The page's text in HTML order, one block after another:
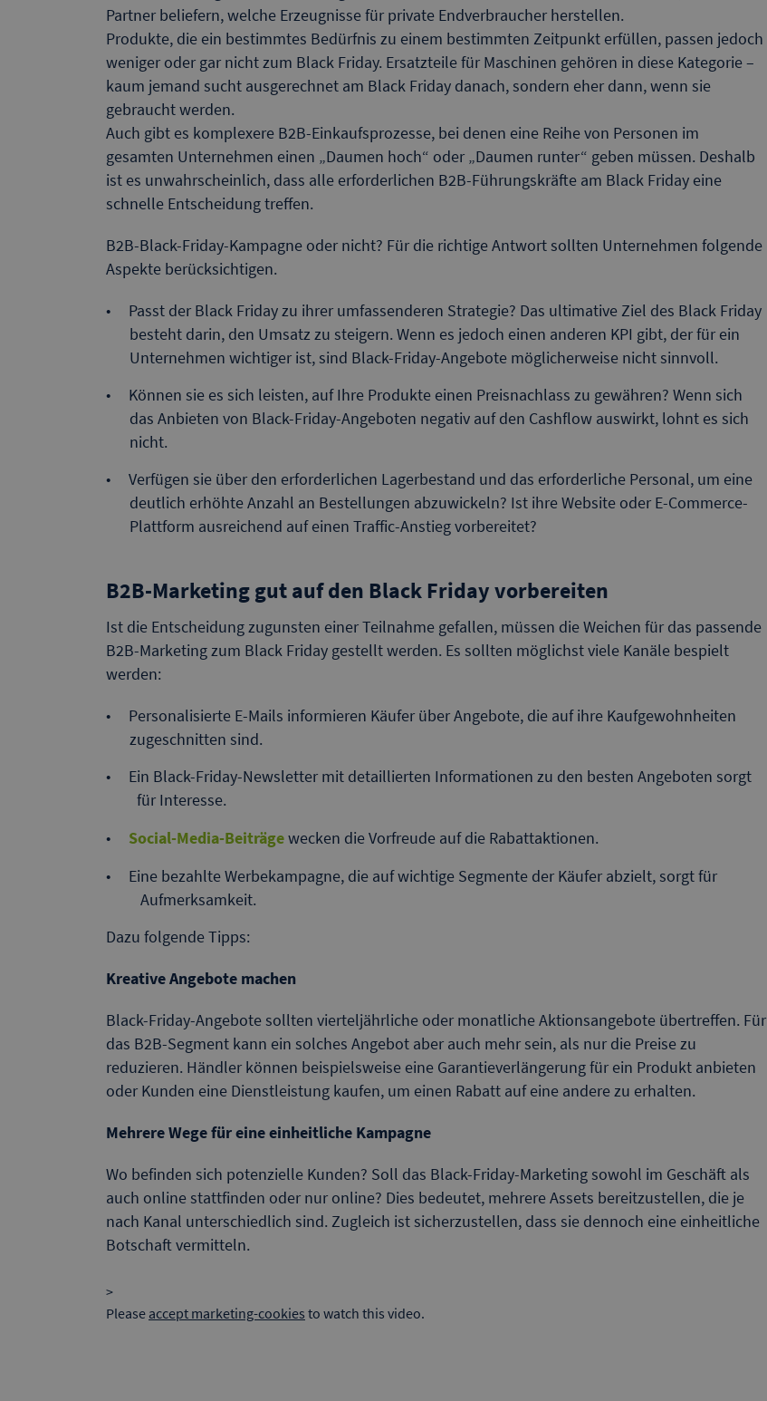
Partner beliefern, welche Erzeugnisse für private Endverbraucher herstellen.
Produkte, die ein bestimmtes Bedürfnis zu einem bestimmten Zeitpunkt erfüllen, passen jedoch
weniger oder gar nicht zum Black Friday. Ersatzteile für Maschinen gehören in diese Kategorie –
kaum jemand sucht ausgerechnet am Black Friday danach, sondern eher dann, wenn sie
gebraucht werden.
Auch gibt es komplexere B2B-Einkaufsprozesse, bei denen eine Reihe von Personen im
gesamten Unternehmen einen „Daumen hoch“ oder „Daumen runter“ geben müssen. Deshalb
ist es unwahrscheinlich, dass alle erforderlichen B2B-Führungskräfte am Black Friday eine
schnelle Entscheidung treffen.
B2B-Black-Friday-Kampagne oder nicht? Für die richtige Antwort sollten Unternehmen folgende
Aspekte berücksichtigen.
Passt der Black Friday zu ihrer umfassenderen Strategie? Das ultimative Ziel des Black Friday
besteht darin, den Umsatz zu steigern. Wenn es jedoch einen anderen KPI gibt, der für ein
Unternehmen wichtiger ist, sind Black-Friday-Angebote möglicherweise nicht sinnvoll.
Können sie es sich leisten, auf Ihre Produkte einen Preisnachlass zu gewähren? Wenn sich
das Anbieten von Black-Friday-Angeboten negativ auf den Cashflow auswirkt, lohnt es sich
nicht.
Verfügen sie über den erforderlichen Lagerbestand und das erforderliche Personal, um eine
deutlich erhöhte Anzahl an Bestellungen abzuwickeln? Ist ihre Website oder E-Commerce-
Plattform ausreichend auf einen Traffic-Anstieg vorbereitet?
B2B-Marketing gut auf den Black Friday vorbereiten
Ist die Entscheidung zugunsten einer Teilnahme gefallen, müssen die Weichen für das passende
B2B-Marketing zum Black Friday gestellt werden. Es sollten möglichst viele Kanäle bespielt
werden:
Personalisierte E-Mails informieren Käufer über Angebote, die auf ihre Kaufgewohnheiten
zugeschnitten sind.
Ein Black-Friday-Newsletter mit detaillierten Informationen zu den besten Angeboten sorgt
für Interesse.
Social-Media-Beiträgewecken die Vorfreude auf die Rabattaktionen.
Eine bezahlte Werbekampagne, die auf wichtige Segmente der Käufer abzielt, sorgt für
Aufmerksamkeit.
Dazu folgende Tipps:
Kreative Angebote machen
Black-Friday-Angebote sollten vierteljährliche oder monatliche Aktionsangebote übertreffen. Für
das B2B-Segment kann ein solches Angebot aber auch mehr sein, als nur die Preise zu
reduzieren. Händler können beispielsweise eine Garantieverlängerung für ein Produkt anbieten
oder Kunden eine Dienstleistung kaufen, um einen Rabatt auf eine andere zu erhalten.
Mehrere Wege für eine einheitliche Kampagne
Wo befinden sich potenzielle Kunden? Soll das Black-Friday-Marketing sowohl im Geschäft als
auch online stattfinden oder nur online? Dies bedeutet, mehrere Assets bereitzustellen, die je
nach Kanal unterschiedlich sind. Zugleich ist sicherzustellen, dass sie dennoch eine einheitliche
Botschaft vermitteln.
>
Please accept marketing-cookies to watch this video.